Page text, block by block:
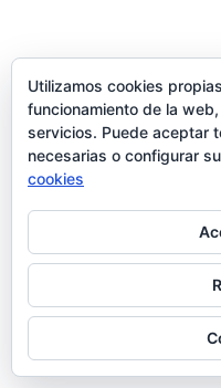
Utilizamos cookies
funcionamiento de la
servicios. Puede aceptar
necesarias o configurar
cookies